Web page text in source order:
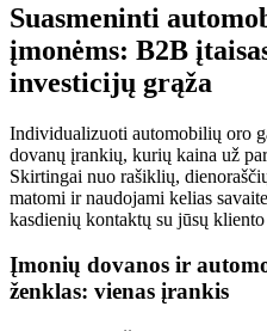
Suasmeninti
įmonėms: B2B
investicijų grąža
Individualizuoti automobilių oro
dovanų įrankių, kurių kaina už
Skirtingai nuo rašiklių,
matomi ir naudojami kelias
kasdienių kontaktų su jūsų
Įmonių dovanos ir
ženklas: vienas įrankis